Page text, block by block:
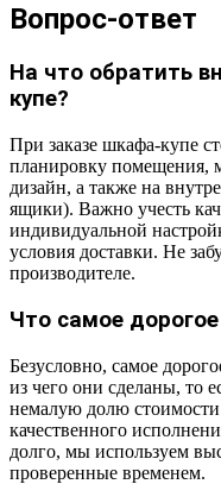
Вопрос-ответ
На что обратить
купе?
При заказе шкафа-купе
планировку помещения,
дизайн, а также на
ящики). Важно учесть
индивидуальной
условия доставки. Не
производителе.
Что самое
Безусловно, самое
из чего они сделаны, то
немалую долю стоимости
качественного
долго, мы используем
проверенные временем.